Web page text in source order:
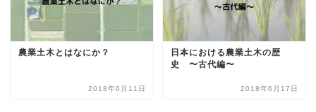
農業土木とはなにか？
2018年6月11日
日本における農業土木の歴
史 〜古代編〜
2018年6月17日